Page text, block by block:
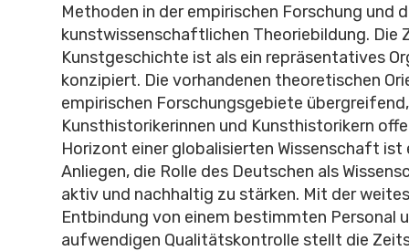
Methoden in der empirischen Forschung und
kunstwissenschaftlichen Theoriebildung.
Kunstgeschichte ist als ein repräsentatives
konzipiert. Die vorhandenen theoretischen
empirischen Forschungsgebiete
Kunsthistorikerinnen und Kunsthistorikern
Horizont einer globalisierten Wissenschaft ist
Anliegen, die Rolle des Deutschen als
aktiv und nachhaltig zu stärken. Mit der
Entbindung von einem bestimmten Personal
aufwendigen Qualitätskontrolle stellt die